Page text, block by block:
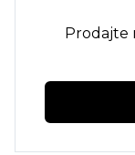
Prodajte